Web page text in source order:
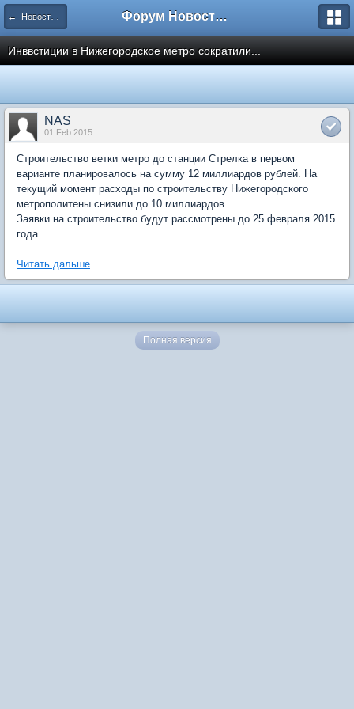
← Новости рынка недвижимости Форум Новостройки
Инввстиции в Нижегородское метро сократили...
NAS
01 Feb 2015
Строительство ветки метро до станции Стрелка в первом
варианте планировалось на сумму 12 миллиардов рублей. На
текущий момент расходы по строительству Нижегородского
метрополитены снизили до 10 миллиардов.
Заявки на строительство будут рассмотрены до 25 февраля 2015
года.
Читать дальше
Полная версия